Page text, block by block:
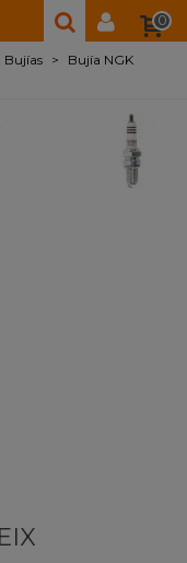
0
Bujías >
Bujía NGK